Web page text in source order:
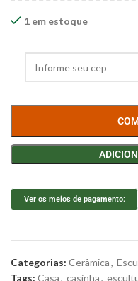
1 em estoque
Ver os meios de pagamento:
Categorias: Cerâmica,
Tags: Casa, casinha,